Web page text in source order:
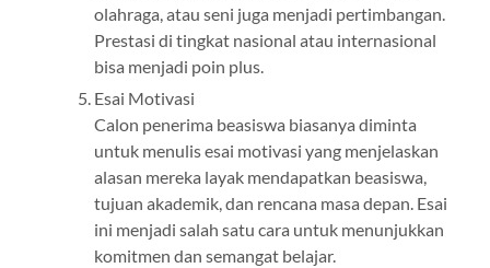
olahraga, atau seni juga menjadi pertimbangan.
Prestasi di tingkat nasional atau internasional
bisa menjadi poin plus.
Esai Motivasi
Calon penerima beasiswa biasanya diminta
untuk menulis esai motivasi yang menjelaskan
alasan mereka layak mendapatkan beasiswa,
tujuan akademik, dan rencana masa depan. Esai
ini menjadi salah satu cara untuk menunjukkan
komitmen dan semangat belajar.